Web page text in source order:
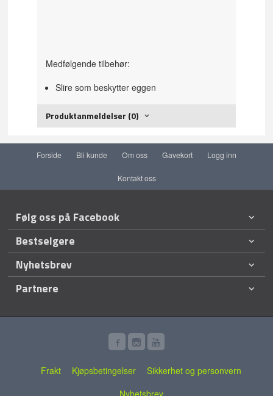
Medfølgende tilbehør:
Slire som beskytter eggen
Produktanmeldelser (0)
Forside Bli kunde Om oss Gavekort Logg inn
Kontakt oss
Følg oss på Facebook
Bestselgere
Nyhetsbrev
Partnere
Frakt Kjøpsbetingelser
Sikkerhet og personvern
Nyhetsbrev